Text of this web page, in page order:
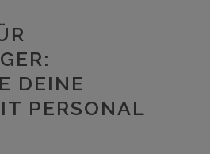
DEINE
PERSONAL